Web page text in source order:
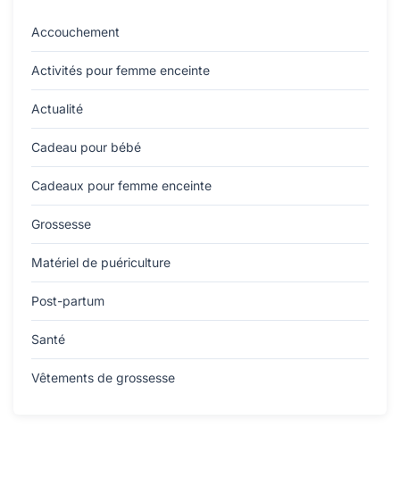
Accouchement
Activités pour femme enceinte
Actualité
Cadeau pour bébé
Cadeaux pour femme enceinte
Grossesse
Matériel de puériculture
Post-partum
Santé
Vêtements de grossesse